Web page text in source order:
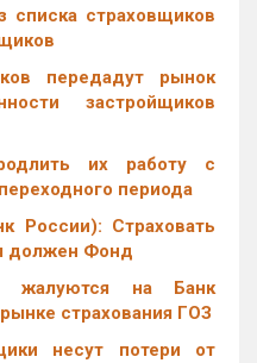
списка страховщиков
передадут рынок
застройщиков
их работу с
периода
России): Страховать
должен Фонд
жалуются на Банк
страхования ГОЗ
несут потери от